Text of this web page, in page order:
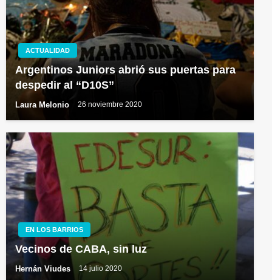
ACTUALIDAD
Argentinos Juniors abrió sus puertas para
despedir al “D10S”
Laura Melonio 26 noviembre 2020
EN LOS BARRIOS
Vecinos de CABA, sin luz
Hernán Viudes 14 julio 2020